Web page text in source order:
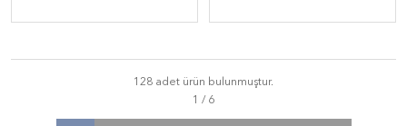
128 adet ürün bulunmuştur.